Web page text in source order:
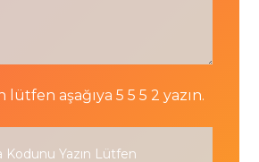
aşağıya 5 5 5 2 yazın.